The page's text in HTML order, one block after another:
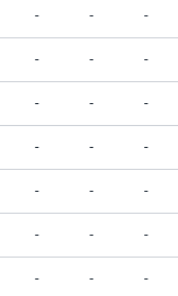
- - -
- - -
- - -
- - -
- - -
- - -
- - -